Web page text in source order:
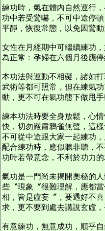
練功時，氣在體內自然運行
功中若受驚嚇，不可中途停
平靜，恢復常態，以免因驚動
女性在月經期中可繼續練功
為正常﹔孕婦在六個月後應停
本功法與運動不相礙，諸如
武術等都可照常，但在練氣
動，更不可在氣功態下做甩手
練本功法時要全身放鬆，心
快，切勿嚴肅鴉雀無聲，這
不可從中途跟大家一起練功
配合練功時，應似聽非聽，
功時若帶意念，不利於功力的
氣功是一門尚未揭開奧秘的
些〝現象〞很難理解，應都
相，皆是虛妄〞，要遇好不
求，更不要到處去講說玄虛，
有意練功，無意成功，順乎